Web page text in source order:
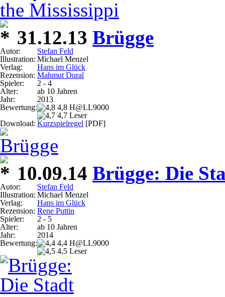
31.12.13 Brügge
Autor:
Stefan Feld
Illustration: Michael Menzel
Verlag:
Hans im Glück
Rezension: Mahmut Dural
Spieler:
2 - 4
Alter:
ab 10 Jahren
Jahr:
2013
Bewertung:
4,8 H@LL9000
4,7 Leser
Download: Kurzspielregel [PDF]
10.09.14 Brügge: Die
Autor:
Stefan Feld
Illustration: Michael Menzel
Verlag:
Hans im Glück
Rezension: Rene Puttin
Spieler:
2 - 5
Alter:
ab 10 Jahren
Jahr:
2014
Bewertung:
4,4 H@LL9000
4,5 Leser